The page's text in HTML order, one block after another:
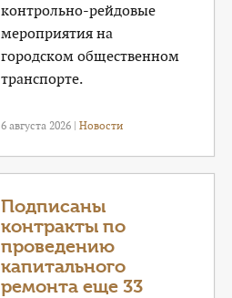
контрольно-рейдовые
мероприятия на
городском общественном
транспорте.
6 августа 2026 |Новости
Подписаны
контракты по
проведению
капитального
ремонта еще 33